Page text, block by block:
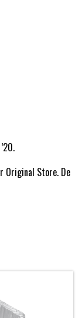
Original Store. De